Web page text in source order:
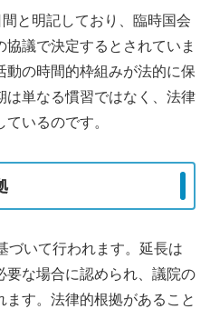
と明記しており、臨時国会
議で決定するとされていま
の時間的枠組みが法的に保
は単なる慣習ではなく、法律
いるのです。
づいて行われます。延長は
要な場合に認められ、議院の
す。法律的根拠があること